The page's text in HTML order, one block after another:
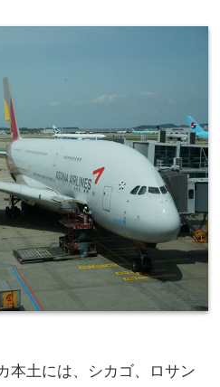
本土には、シカゴ、ロサン